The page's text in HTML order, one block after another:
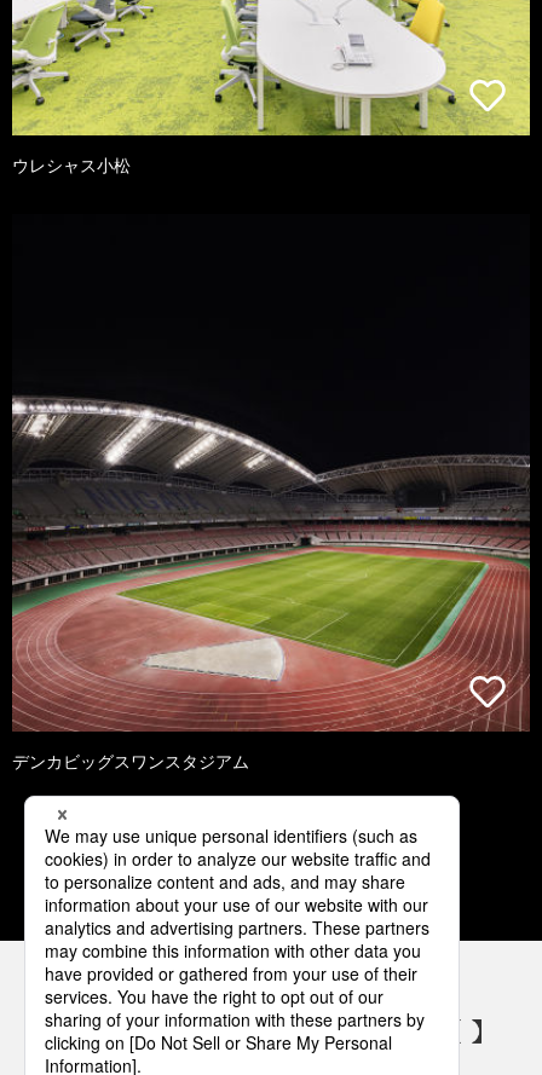
ウレシャス小松
デンカビッグスワンスタジアム
1 2 3 4 5
パナソニックの電気設備 SNSアカウント